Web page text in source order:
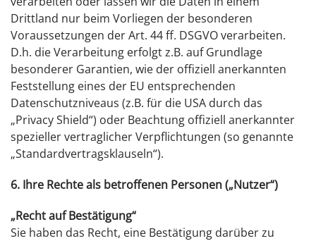
Drittland nur beim Vorliegen der besonderen
Voraussetzungen der Art. 44 ff. DSGVO verarbeiten.
D.h. die Verarbeitung erfolgt z.B. auf Grundlage
besonderer Garantien, wie der offiziell anerkannten
Feststellung eines der EU entsprechenden
Datenschutzniveaus (z.B. für die USA durch das
„Privacy Shield“) oder Beachtung offiziell anerkannter
spezieller vertraglicher Verpflichtungen (so genannte
„Standardvertragsklauseln“).
6. Ihre Rechte als betroffenen Personen („Nutzer“)
„Recht auf Bestätigung“
Sie haben das Recht, eine Bestätigung darüber zu